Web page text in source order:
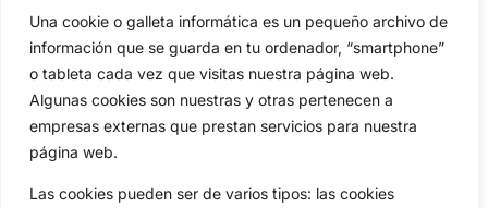
Una cookie o galleta informática es un pequeño archivo de
información que se guarda en tu ordenador, “smartphone”
o tableta cada vez que visitas nuestra página web.
Algunas cookies son nuestras y otras pertenecen a
empresas externas que prestan servicios para nuestra
página web.
Las cookies pueden ser de varios tipos: las cookies
Actualidad
Amateurs
Circuitos
Especiales
Reglas
Vídeos
De Interés
Compañía
Aviso Legal
Política de Privacidad